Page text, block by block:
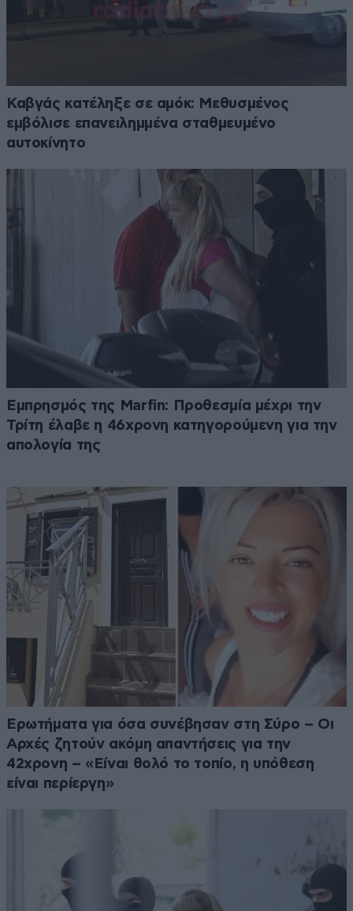
Καβγάς κατέληξε σε αμόκ: Μεθυσμένος
εμβόλισε επανειλημμένα σταθμευμένο
αυτοκίνητο
Εμπρησμός της Marfin: Προθεσμία μέχρι την
Τρίτη έλαβε η 46χρονη κατηγορούμενη για την
απολογία της
Ερωτήματα για όσα συνέβησαν στη Σύρο – Οι
Αρχές ζητούν ακόμη απαντήσεις για την
42χρονη – «Είναι θολό το τοπίο, η υπόθεση
είναι περίεργη»